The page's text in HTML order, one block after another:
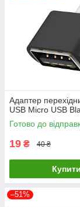
Адаптер
USB Micro USB
Готово до
19 ₴ 40 ₴
Купити
–51%